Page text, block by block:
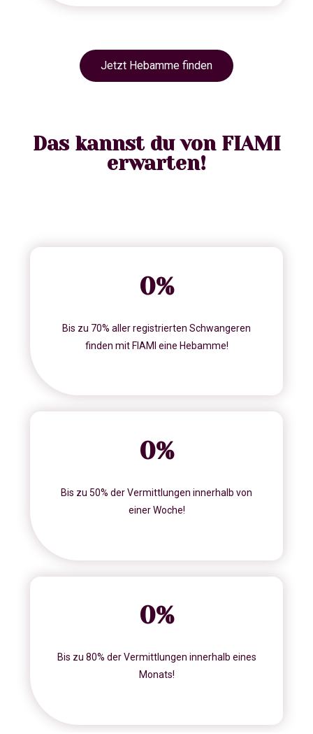
Jetzt Hebamme finden
Das kannst du von FIAMI
erwarten!
0%
Bis zu 70% aller registrierten Schwangeren
finden mit FIAMI eine Hebamme!
0%
Bis zu 50% der Vermittlungen innerhalb von
einer Woche!
0%
Bis zu 80% der Vermittlungen innerhalb eines
Monats!